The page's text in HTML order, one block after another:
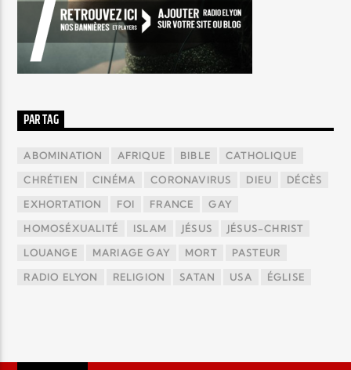
PAR TAG
ABOMINATION AFRIQUE BIBLE CATHOLIQUE
CHRÉTIEN CINÉMA CORONAVIRUS DIEU DÉCÈS
EXHORTATION FOI FRANCE GAY
HOMOSÉXUALITÉ ISLAM JÉSUS JÉSUS-CHRIST
LOUANGE MARIAGE GAY MORT PASTEUR
RADIO ELYON RELIGION SATAN USA ÉGLISE